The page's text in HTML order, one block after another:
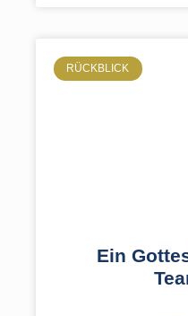
RÜCKBLICK
Ein